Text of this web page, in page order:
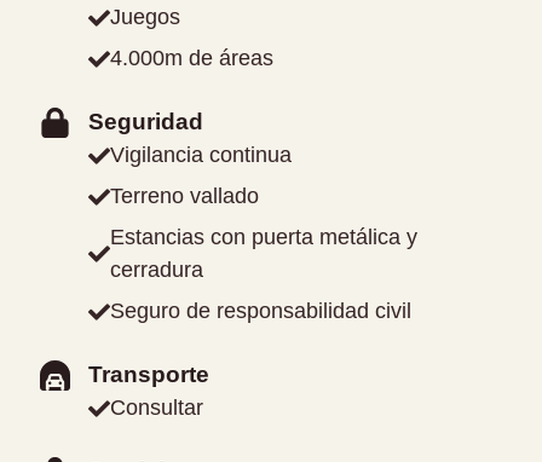
Juegos
4.000m de áreas
Seguridad
Vigilancia continua
Terreno vallado
Estancias con puerta metálica y
cerradura
Seguro de responsabilidad civil
Transporte
Consultar